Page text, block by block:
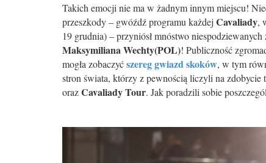
Takich emocji nie ma w żadnym innym miejscu!
przeszkody – gwóźdź programu każdej Cavaliady,
19 grudnia) – przyniósł mnóstwo
Maksymiliana Wechty(POL)! Publiczność
mogła zobaczyćszereg gwiazd skoków, w tym
stron świata, którzy z pewnością liczyli na
orazCavaliady Tour. Jak poradzili sobie